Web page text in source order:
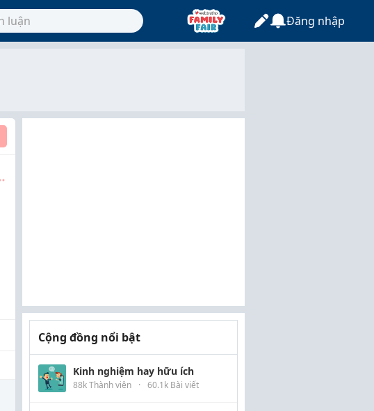
Đăng nhập
Cộng đồng nổi bật
Kinh nghiệm hay hữu ích
88k Thành viên · 60.1k Bài viết